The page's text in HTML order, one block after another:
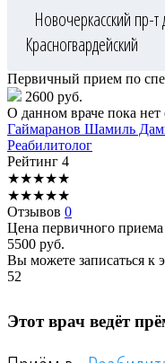
Новочеркасский пр-т
Красногвардейский
Первичный прием по
2600 руб.
О данном враче пока нет
Гаймаранов Шамиль
Реабилитолог
Рейтинг 4
★★★★★
★★★★★
Отзывов 0
Цена первичного приема
5500 руб.
Вы можете записаться к
52
Этот врач ведёт